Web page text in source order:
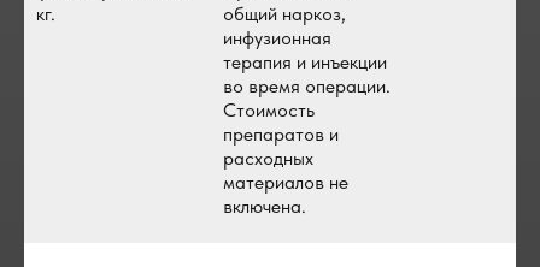
кг.
общий наркоз,
инфузионная
терапия и инъекции
во время операции.
Стоимость
препаратов и
расходных
материалов не
включена.